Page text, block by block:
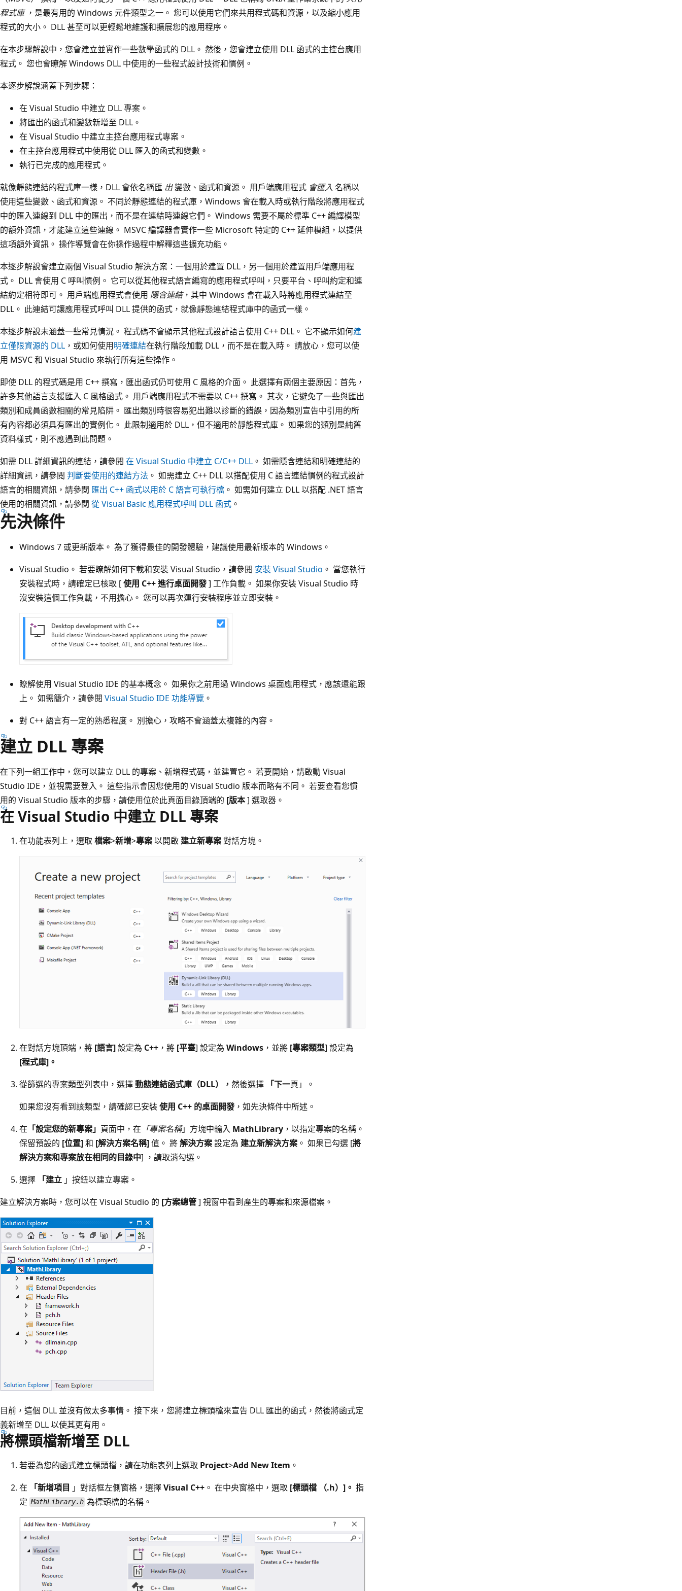
程式庫，是最有用的 Windows 元件類型之一。 您可以使用它們來共用程式碼和資源，以及縮小應用
程式的大小。 DLL 甚至可以更輕鬆地維護和擴展您的應用程序。
在本步驟解說中，您會建立並實作一些數學函式的 DLL。 然後，您會建立使用 DLL 函式的主控台應用
程式。 您也會瞭解 Windows DLL 中使用的一些程式設計技術和慣例。
本逐步解說涵蓋下列步驟：
在 Visual Studio 中建立 DLL 專案。
將匯出的函式和變數新增至 DLL。
在 Visual Studio 中建立主控台應用程式專案。
在主控台應用程式中使用從 DLL 匯入的函式和變數。
執行已完成的應用程式。
就像靜態連結的程式庫一樣，DLL 會依名稱匯 出變數、函式和資源。 用戶端應用程式 會匯入 名稱以
使用這些變數、函式和資源。 不同於靜態連結的程式庫，Windows 會在載入時或執行階段將應用程式
中的匯入連線到 DLL 中的匯出，而不是在連結時連線它們。 Windows 需要不屬於標準 C++ 編譯模型
的額外資訊，才能建立這些連線。 MSVC 編譯器會實作一些 Microsoft 特定的 C++ 延伸模組，以提供
這項額外資訊。 操作導覽會在你操作過程中解釋這些擴充功能。
本逐步解說會建立兩個 Visual Studio 解決方案：一個用於建置 DLL，另一個用於建置用戶端應用程
式。 DLL 會使用 C 呼叫慣例。 它可以從其他程式語言編寫的應用程式呼叫，只要平台、呼叫約定和連
結約定相符即可。 用戶端應用程式會使用 隱含連結，其中 Windows 會在載入時將應用程式連結至
DLL。 此連結可讓應用程式呼叫 DLL 提供的函式，就像靜態連結程式庫中的函式一樣。
本逐步解說未涵蓋一些常見情況。 程式碼不會顯示其他程式設計語言使用 C++ DLL。 它不顯示如何建
立僅限資源的 DLL ，或如何使用明確連結在執行階段加載 DLL，而不是在載入時。 請放心，您可以使
用 MSVC 和 Visual Studio 來執行所有這些操作。
即使 DLL 的程式碼是用 C++ 撰寫，匯出函式仍可使用 C 風格的介面。 此選擇有兩個主要原因：首先，
許多其他語言支援匯入 C 風格函式。 用戶端應用程式不需要以 C++ 撰寫。 其次，它避免了一些與匯出
類別和成員函數相關的常見陷阱。 匯出類別時很容易犯出難以診斷的錯誤，因為類別宣告中引用的所
有內容都必須具有匯出的實例化。 此限制適用於 DLL，但不適用於靜態程式庫。 如果您的類別是純舊
資料樣式，則不應遇到此問題。
如需 DLL 詳細資訊的連結，請參閱 在 Visual Studio 中建立 C/C++ DLL 。 如需隱含連結和明確連結的
詳細資訊，請參閱 判斷要使用的連結方法 。 如需建立 C++ DLL 以搭配使用 C 語言連結慣例的程式設計
語言的相關資訊，請參閱 匯出 C++ 函式以用於 C 語言可執行檔 。 如需如何建立 DLL 以搭配 .NET 語言
使用的相關資訊，請參閱 從 Visual Basic 應用程式呼叫 DLL 函式 。
先決條件
Windows 7 或更新版本。 為了獲得最佳的開發體驗，建議使用最新版本的 Windows。
Visual Studio。 若要瞭解如何下載和安裝 Visual Studio，請參閱 安裝 Visual Studio 。 當您執行
安裝程式時，請確定已核取 [使用 C++ 進行桌面開發] 工作負載。 如果你安裝 Visual Studio 時
沒安裝這個工作負載，不用擔心。 您可以再次運行安裝程序並立即安裝。
瞭解使用 Visual Studio IDE 的基本概念。 如果你之前用過 Windows 桌面應用程式，應該還能跟
上。 如需簡介，請參閱 Visual Studio IDE 功能導覽 。
對 C++ 語言有一定的熟悉程度。 別擔心，攻略不會涵蓋太複雜的內容。
建立 DLL 專案
在下列一組工作中，您可以建立 DLL 的專案、新增程式碼，並建置它。 若要開始，請啟動 Visual
Studio IDE，並視需要登入。 這些指示會因您使用的 Visual Studio 版本而略有不同。 若要查看您慣
用的 Visual Studio 版本的步驟，請使用位於此頁面目錄頂端的 [版本] 選取器。
在 Visual Studio 中建立 DLL 專案
在功能表列上，選取 檔案>新增>專案以開啟 建立新專案對話方塊。
在對話方塊頂端，將 [語言]設定為 C++ ，將 [平臺] 設定為 Windows ，並將 [專案類型] 設定為
[程式庫]。
從篩選的專案類型列表中，選擇動態連結函式庫（DLL）， 然後選擇 「下一頁」。
如果您沒有看到該類型，請確認已安裝使用 C++ 的桌面開發 ，如先決條件中所述。
在 「設定您的新專案」 頁面中，在 「專案名稱」方塊中輸入 MathLibrary ，以指定專案的名稱。
保留預設的 [位置]和 [解決方案名稱]值。 將解決方案設定為 建立新解決方案 。 如果已勾選 [將
解決方案和專案放在相同的目錄中] ，請取消勾選。
選擇
「建立 」按鈕以建立專案。
建立解決方案時，您可以在 Visual Studio 的 [方案總管] 視窗中看到產生的專案和來源檔案。
目前，這個 DLL 並沒有做太多事情。 接下來，您將建立標頭檔來宣告 DLL 匯出的函式，然後將函式定
義新增至 DLL 以使其更有用。
將標頭檔新增至 DLL
若要為您的函式建立標頭檔，請在功能表列上選取 Project>Add New Item 。
在
「新增項目 」對話框左側窗格，選擇Visual C++ 。 在中央窗格中，選取 [標頭檔 （.h）]。 指
定 MathLibrary.h 為標頭檔的名稱。